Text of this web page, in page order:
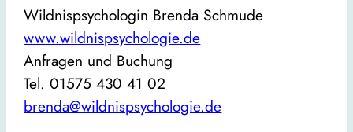
Wildnispsychologin Brenda Schmude
www.wildnispsychologie.de
Anfragen und Buchung
Tel. 01575 430 41 02
brenda@wildnispsychologie.de